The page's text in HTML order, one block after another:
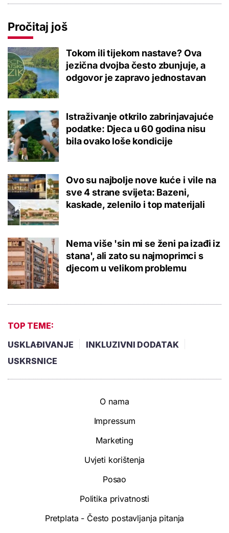
Pročitaj još
Tokom ili tijekom nastave? Ova
jezična dvojba često zbunjuje, a
odgovor je zapravo jednostavan
Istraživanje otkrilo zabrinjavajuće
podatke: Djeca u 60 godina nisu
bila ovako loše kondicije
Ovo su najbolje nove kuće i vile na
sve 4 strane svijeta: Bazeni,
kaskade, zelenilo i top materijali
Nema više 'sin mi se ženi pa izađi iz
stana', ali zato su najmoprimci s
djecom u velikom problemu
TOP TEME:
USKLAĐIVANJE
INKLUZIVNI DODATAK
USKRSNICE
O nama
Impressum
Marketing
Uvjeti korištenja
Posao
Politika privatnosti
Pretplata - Često postavljanja pitanja